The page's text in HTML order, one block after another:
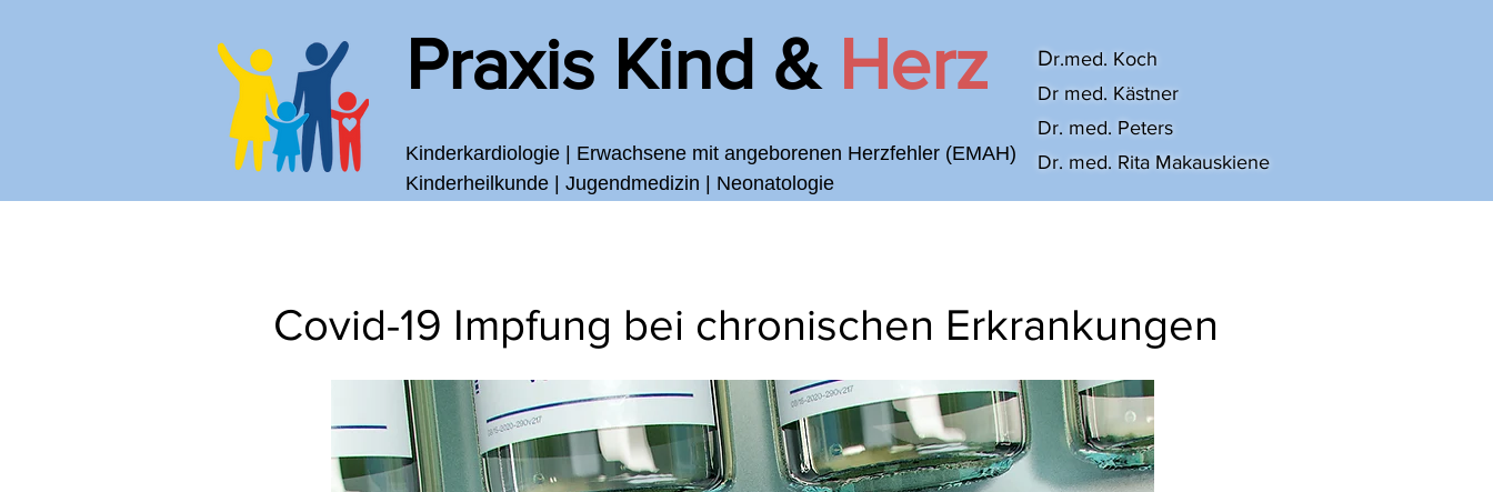
Praxis Kind & Herz
Kinderkardiologie | Erwachsene mit angeborenen Herzfehler (EMAH)
Kinderheilkunde | Jugendmedizin | Neonatologie
Dr.med. Koch
Dr med. Kästner
Dr. med. Peters
Dr. med. Rita Makauskiene
Covid-19 Impfung bei chronischen Erkrankungen